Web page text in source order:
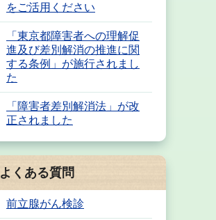
をご活用ください
「東京都障害者への理解促
進及び差別解消の推進に関
する条例」が施行されまし
た
「障害者差別解消法」が改
正されました
よくある質問
前立腺がん検診